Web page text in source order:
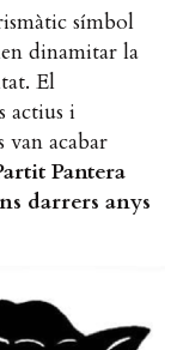
símbol
dinamitar la
El
actius i
van acabar
Pantera
darrers anys